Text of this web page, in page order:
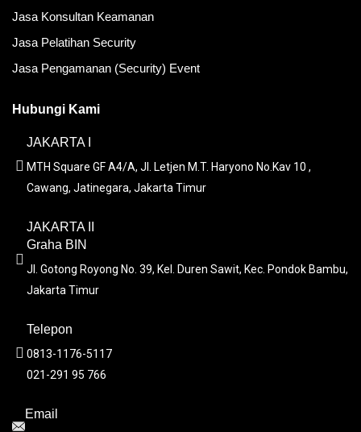
Jasa Konsultan Keamanan
Jasa Pelatihan Security
Jasa Pengamanan (Security) Event
Hubungi Kami
JAKARTA I
MTH Square GF A4/A, Jl. Letjen M.T. Haryono No.Kav 10 ,
Cawang, Jatinegara, Jakarta Timur
JAKARTA II
Graha BIN
Jl. Gotong Royong No. 39, Kel. Duren Sawit, Kec. Pondok Bambu,
Jakarta Timur
Telepon
0813-1176-5117
021-291 95 766
Email